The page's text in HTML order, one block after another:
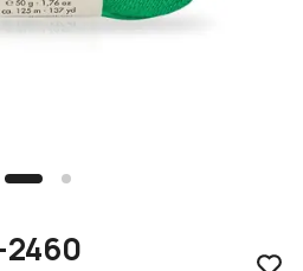
2460